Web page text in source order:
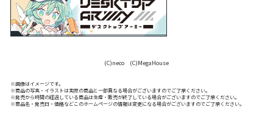
(C)neco (C)MegaHouse
※画像はイメージです。
※商品の写真・イラストは実際の商品と一部異なる場合がございますのでご了承ください。
※発売から時間の経過している商品は生産・販売が終了している場合がございますのでご了承ください。
※商品名・発売日・価格などこのホームページの情報は変更になる場合がございますのでご了承ください。